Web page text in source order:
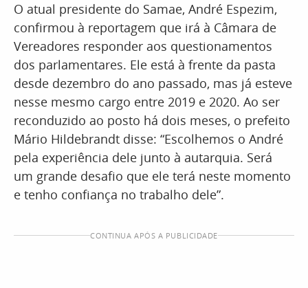
O atual presidente do Samae, André Espezim,
confirmou à reportagem que irá à Câmara de
Vereadores responder aos questionamentos
dos parlamentares. Ele está à frente da pasta
desde dezembro do ano passado, mas já esteve
nesse mesmo cargo entre 2019 e 2020. Ao ser
reconduzido ao posto há dois meses, o prefeito
Mário Hildebrandt disse: “Escolhemos o André
pela experiência dele junto à autarquia. Será
um grande desafio que ele terá neste momento
e tenho confiança no trabalho dele”.
CONTINUA APÓS A PUBLICIDADE